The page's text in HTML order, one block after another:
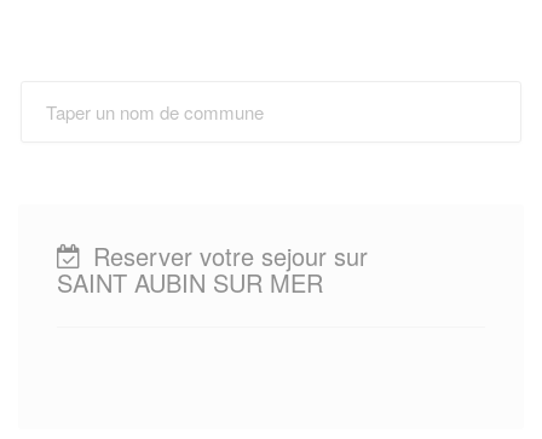
Reserver votre sejour sur
SAINT AUBIN SUR MER